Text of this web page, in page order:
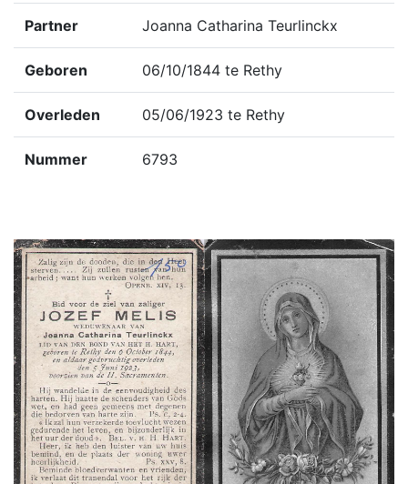
Partner Joanna Catharina Teurlinckx
Geboren 06/10/1844 te Rethy
Overleden 05/06/1923 te Rethy
Nummer 6793